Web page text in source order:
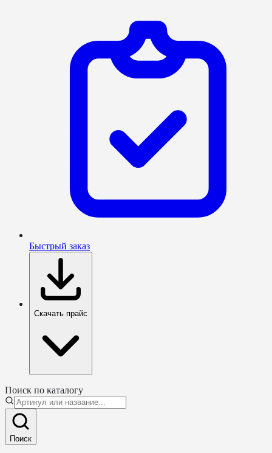
Быстрый заказ
Скачать прайс
Поиск по каталогу
Поиск